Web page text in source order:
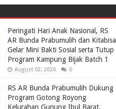
Peringati Hari Anak Nasional, RS
AR Bunda Prabumulih dan Kitabisa
Gelar Mini Bakti Sosial serta Tutup
Program Kampung Bijak Batch 1
August 02, 2026 0
RS AR Bunda Prabumulih Dukung
Program Gotong Royong
Kelurahan Gunung Ibul Barat,